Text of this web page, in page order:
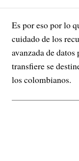
Es por eso por lo
cuidado de los
avanzada de
transfiere se
los colombianos.